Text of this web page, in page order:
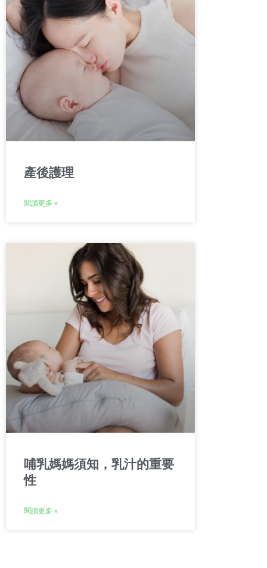
產後護理
閱讀更多 »
哺乳媽媽須知，乳汁的重要
性
閱讀更多 »